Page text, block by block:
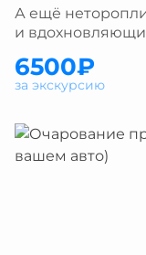
А ещё
и
6500₽
за экскурсию